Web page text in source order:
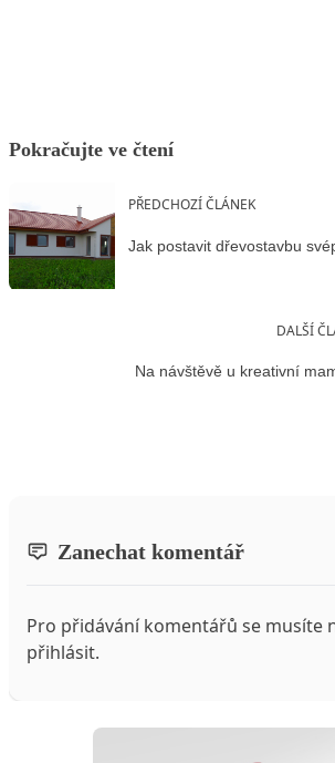
Pokračujte ve čtení
PŘEDCHOZÍ ČLÁNEK
Jak postavit dřevostavbu
DALŠÍ
Na návštěvě u kreativní
Zanechat komentář
Pro přidávání komentářů se musíte
přihlásit.